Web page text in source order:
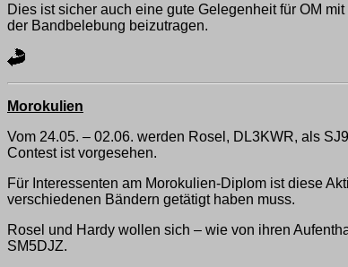
Dies ist sicher auch eine gute Gelegenheit für OM
der Bandbelebung beizutragen.
Morokulien
Vom 24.05. – 02.06. werden Rosel, DL3KWR, als
Contest ist vorgesehen.
Für Interessenten am Morokulien-Diplom ist diese
verschiedenen Bändern getätigt haben muss.
Rosel und Hardy wollen sich – wie von ihren
SM5DJZ.